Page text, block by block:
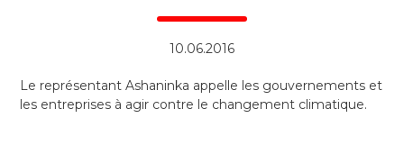
10.06.2016
Le représentant Ashaninka appelle les gouvernements et
les entreprises à agir contre le changement climatique.